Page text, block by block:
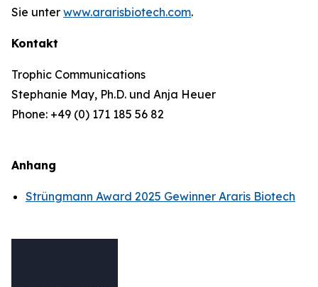
Sie unter www.ararisbiotech.com.
Kontakt
Trophic Communications
Stephanie May, Ph.D. und Anja Heuer
Phone: +49 (0) 171 185 56 82
Anhang
Strüngmann Award 2025 Gewinner Araris Biotech